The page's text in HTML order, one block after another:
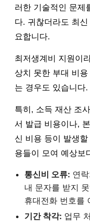
러한 기술적인 문제
다. 귀찮더라도 최
요합니다.
최저생계비 지원이
상치 못한 부대 비
는 경우도 있습니다.
특히, 소득 재산 조
서 발급 비용이나,
신 비용 등이 발생
용들이 모여 예상보
통신비 오류: 연
내 문자를 받지
휴대전화 번호를
기간 착각: 업무